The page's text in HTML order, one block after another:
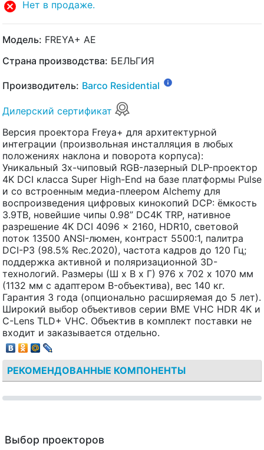
Нет в продаже.
Модель: FREYA+ AE
Страна производства: БЕЛЬГИЯ
Производитель: Barco Residential
Дилерский сертификат
Версия проектора Freya+ для архитектурной
интеграции (произвольная инсталляция в любых
положениях наклона и поворота корпуса):
Уникальный 3х-чиповый RGB-лазерный DLP-проектор
4K DCI класса Super High-End на базе платформы Pulse
и со встроенным медиа-плеером Alchemy для
воспроизведения цифровых кинокопий DCP: ёмкость
3.9TB, новейшие чипы 0.98” DC4K TRP, нативное
разрешение 4K DCI 4096 x 2160, HDR10, световой
поток 13500 ANSI-люмен, контраст 5500:1, палитра
DCI-P3 (98.5% Rec.2020), частота кадров до 120 Гц;
поддержка активной и поляризационной 3D-
технологий. Размеры (Ш х В х Г) 976 х 702 х 1070 мм
(1132 мм с адаптером B-объектива), вес 140 кг.
Гарантия 3 года (опционально расширяемая до 5 лет).
Широкий выбор объективов серии BME VHC HDR 4K и
C-Lens TLD+ VHC. Объектив в комплект поставки не
входит и заказывается отдельно.
РЕКОМЕНДОВАННЫЕ КОМПОНЕНТЫ
Выбор проекторов